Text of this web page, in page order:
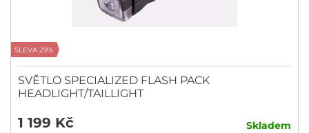
SLEVA 29%
SVĚTLO SPECIALIZED FLASH PACK
HEADLIGHT/TAILLIGHT
1 199 Kč Skladem